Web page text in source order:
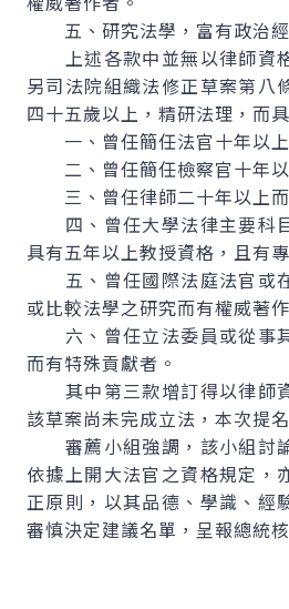
五、研究法學，富有政治經
上述各款中並無以律師資
另司法院組織法修正草案第八
四十五歲以上，精研法理，而
一、曾任簡任法官十年以上
二、曾任簡任檢察官十年以
三、曾任律師二十年以上而
四、曾任大學法律主要科
具有五年以上教授資格，且有
五、曾任國際法庭法官或
或比較法學之研究而有權威著
六、曾任立法委員或從事
而有特殊貢獻者。
其中第三款增訂得以律師
該草案尚未完成立法，本次提
審薦小組強調，該小組討
依據上開大法官之資格規定，
正原則，以其品德、學識、經
審慎決定建議名單，呈報總統